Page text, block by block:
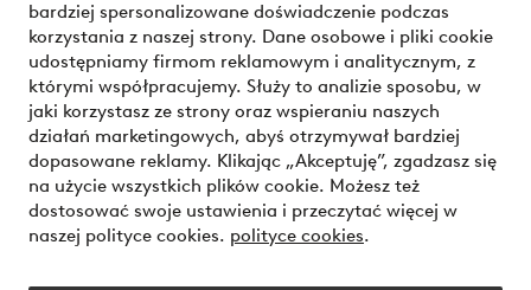
bardziej spersonalizowane doświadczenie podczas
korzystania z naszej strony. Dane osobowe i pliki cookie
udostępniamy firmom reklamowym i analitycznym, z
którymi współpracujemy. Służy to analizie sposobu, w
jaki korzystasz ze strony oraz wspieraniu naszych
działań marketingowych, abyś otrzymywał bardziej
dopasowane reklamy. Klikając „Akceptuję”, zgadzasz się
na użycie wszystkich plików cookie. Możesz też
dostosować swoje ustawienia i przeczytać więcej w
naszej polityce cookies. polityce cookies.
Bezpieczne płatności - zapłać teraz lub podziel się
Chcesz dowiedzieć się więcej o naszych opcjach płatności